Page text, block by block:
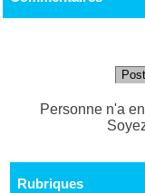
Personne n'a
Rubriques